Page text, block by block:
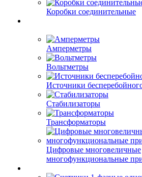
Коробки соединительные
Амперметры
Вольтметры
Источники
Стабилизаторы
Трансформаторы
Цифровые многовеличные
многофункциональные